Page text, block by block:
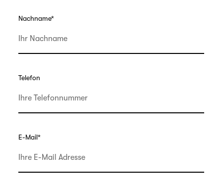
Nachname*
Telefon
E-Mail*